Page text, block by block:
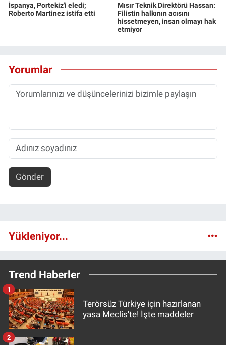
İspanya, Portekiz'i eledi;
Roberto Martinez istifa etti
Mısır Teknik Direktörü Hassan:
Filistin halkının acısını
hissetmeyen, insan olmayı hak
etmiyor
Yorumlar
Gönder
Yükleniyor...
Trend Haberler
Terörsüz Türkiye için hazırlanan
yasa Meclis'te! İşte maddeler
1
2